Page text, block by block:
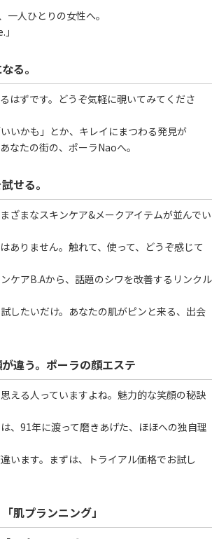
一人ひとりの女性へ。
る。
はずです。どうぞ気軽に覗いてみてくださ
いいかも」とか、キレイにまつわる発見が
なたの街の、ポーラNaoへ。
せる。
ざまなスキンケア&メークアイテムが並んでい
ありません。触れて、使って、どうぞ感じて
ケアB.Aから、話題のシワを改善するリンクル
したいだけ。あなたの肌がピンと来る、出会
違う。ポーラの顔エステ
える人っていますよね。魅力的な笑顔の秘訣
、91年に渡って磨きあげた、ほほへの独自理
います。まずは、トライアル価格でお試し
肌プランニング」